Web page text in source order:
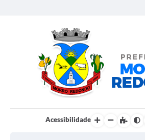
Acessibilidade